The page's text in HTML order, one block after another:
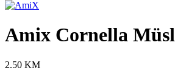
Amix Cornella
2.50 KM